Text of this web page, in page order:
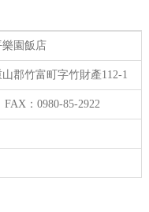
園飯店
郡竹富町字竹財產112-1
：0980-85-2922